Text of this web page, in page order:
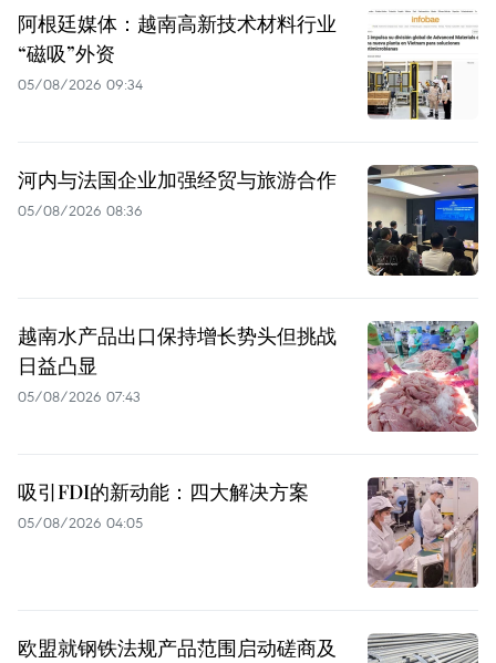
阿根廷媒体：越南高新技术材料行业
“磁吸”外资
05/08/2026 09:34
河内与法国企业加强经贸与旅游合作
05/08/2026 08:36
越南水产品出口保持增长势头但挑战
日益凸显
05/08/2026 07:43
吸引FDI的新动能：四大解决方案
05/08/2026 04:05
欧盟就钢铁法规产品范围启动磋商及